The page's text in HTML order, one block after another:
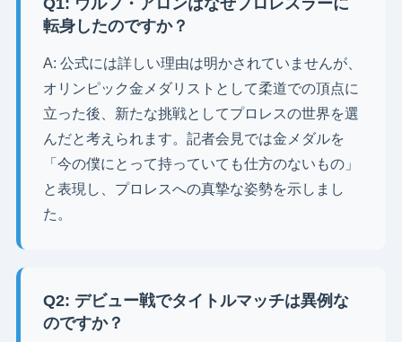
Q1: ウルフ・アロンはなぜプロレスラーに
転身したのですか？
A: 公式には詳しい理由は明かされていませんが、
オリンピック金メダリストとして柔道での頂点に
立った後、新たな挑戦としてプロレスの世界を選
んだと考えられます。記者会見では金メダルを
「今の僕にとって持っていても仕方のないもの」
と表現し、プロレスへの真摯な姿勢を示しまし
た。
Q2: デビュー戦でタイトルマッチは異例な
のですか？